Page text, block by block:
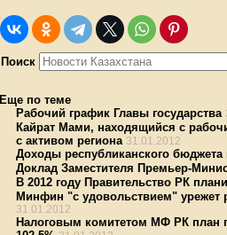
Поиск
Еще по теме
Рабочий график Главы государства
Кайрат Мами, находящийся с
с активом региона 31.01.2012
Доходы республиканского
Доклад Заместителя Премьер-
В 2012 году Правительство РК
Минфин "с удовольствием" урежет
31.01.2012
Налоговым комитетом МФ РК план